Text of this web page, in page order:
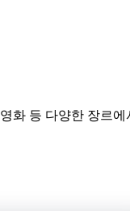
화 등 다양한 장르